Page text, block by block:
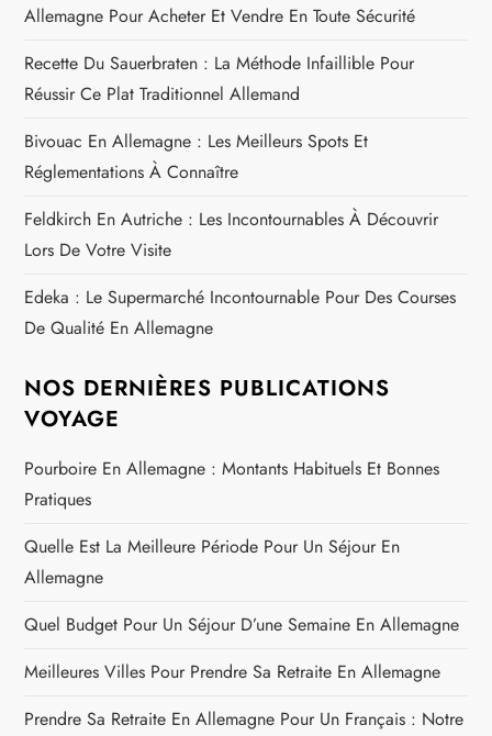
Allemagne Pour Acheter Et Vendre En Toute Sécurité
Recette Du Sauerbraten : La Méthode Infaillible Pour
Réussir Ce Plat Traditionnel Allemand
Bivouac En Allemagne : Les Meilleurs Spots Et
Réglementations À Connaître
Feldkirch En Autriche : Les Incontournables À Découvrir
Lors De Votre Visite
Edeka : Le Supermarché Incontournable Pour Des Courses
De Qualité En Allemagne
NOS DERNIÈRES PUBLICATIONS
VOYAGE
Pourboire En Allemagne : Montants Habituels Et Bonnes
Pratiques
Quelle Est La Meilleure Période Pour Un Séjour En
Allemagne
Quel Budget Pour Un Séjour D’une Semaine En Allemagne
Meilleures Villes Pour Prendre Sa Retraite En Allemagne
Prendre Sa Retraite En Allemagne Pour Un Français : Notre